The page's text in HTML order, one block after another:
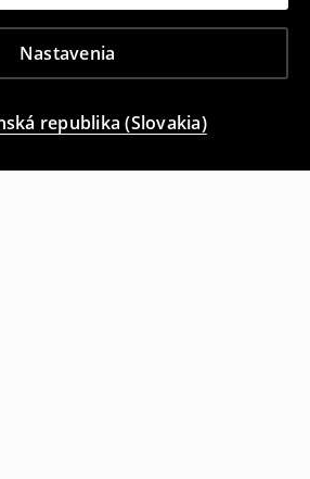
Nastavenia
republika (Slovakia)